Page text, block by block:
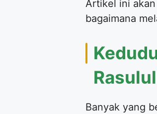
Artikel ini
bagaimana
Banyak yang